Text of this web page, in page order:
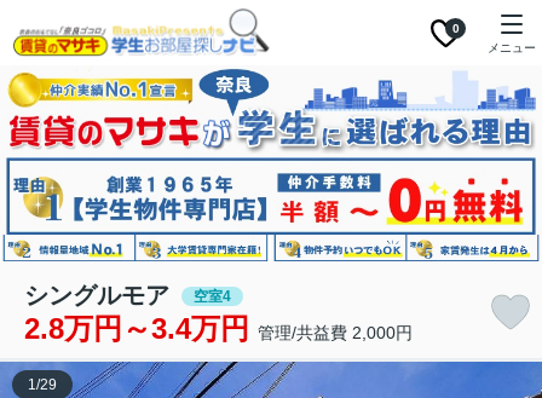
0
メニュー
シングルモア 空室4
2.8万円～3.4万円 管理/共益費 2,000円
1/29